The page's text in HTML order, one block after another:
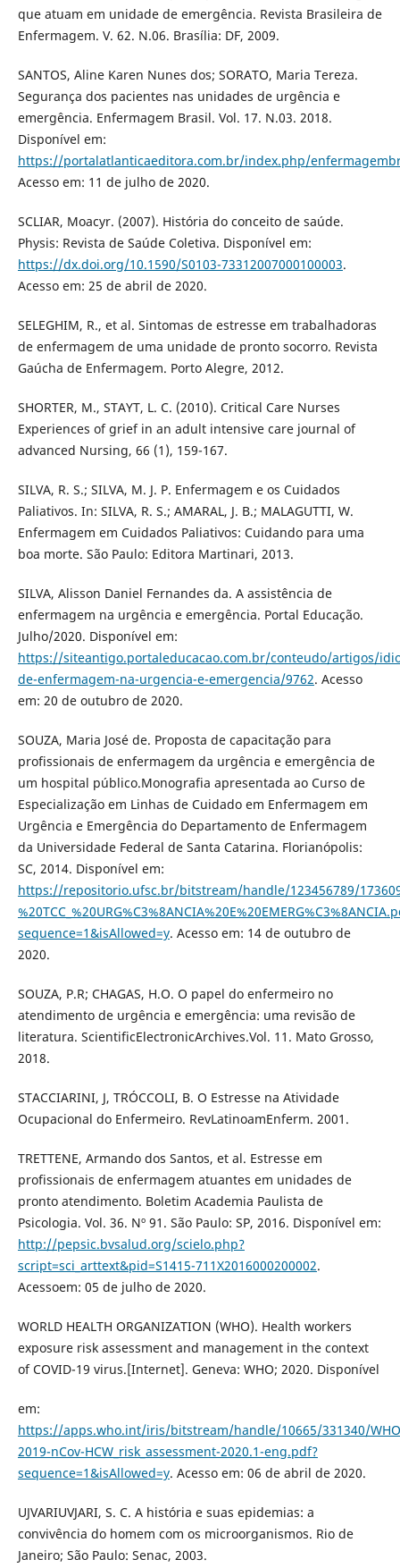
que atuam em unidade de emergência. Revista Brasileira de
Enfermagem. V. 62. N.06. Brasília: DF, 2009.
SANTOS, Aline Karen Nunes dos; SORATO, Maria Tereza.
Segurança dos pacientes nas unidades de urgência e
emergência. Enfermagem Brasil. Vol. 17. N.03. 2018.
Disponível em:
https://portalatlanticaeditora.com.br/index.php/
Acesso em: 11 de julho de 2020.
SCLIAR, Moacyr. (2007). História do conceito de saúde.
Physis: Revista de Saúde Coletiva. Disponível em:
https://dx.doi.org/10.1590/S0103-73312007000100003.
Acesso em: 25 de abril de 2020.
SELEGHIM, R., et al. Sintomas de estresse em trabalhadoras
de enfermagem de uma unidade de pronto socorro. Revista
Gaúcha de Enfermagem. Porto Alegre, 2012.
SHORTER, M., STAYT, L. C. (2010). Critical Care Nurses
Experiences of grief in an adult intensive care journal of
advanced Nursing, 66 (1), 159-167.
SILVA, R. S.; SILVA, M. J. P. Enfermagem e os Cuidados
Paliativos. In: SILVA, R. S.; AMARAL, J. B.; MALAGUTTI, W.
Enfermagem em Cuidados Paliativos: Cuidando para uma
boa morte. São Paulo: Editora Martinari, 2013.
SILVA, Alisson Daniel Fernandes da. A assistência de
enfermagem na urgência e emergência. Portal Educação.
Julho/2020. Disponível em:
https://siteantigo.portaleducacao.com.br/conteudo/artigos/
de-enfermagem-na-urgencia-e-emergencia/9762. Acesso
em: 20 de outubro de 2020.
SOUZA, Maria José de. Proposta de capacitação para
profissionais de enfermagem da urgência e emergência de
um hospital público.Monografia apresentada ao Curso de
Especialização em Linhas de Cuidado em Enfermagem em
Urgência e Emergência do Departamento de Enfermagem
da Universidade Federal de Santa Catarina. Florianópolis:
SC, 2014. Disponível em:
https://repositorio.ufsc.br/bitstream/handle/123456789/173609/
sequence=1&isAllowed=y. Acesso em: 14 de outubro de
2020.
SOUZA, P.R; CHAGAS, H.O. O papel do enfermeiro no
atendimento de urgência e emergência: uma revisão de
literatura. ScientificElectronicArchives.Vol. 11. Mato Grosso,
2018.
STACCIARINI, J, TRÓCCOLI, B. O Estresse na Atividade
Ocupacional do Enfermeiro. RevLatinoamEnferm. 2001.
TRETTENE, Armando dos Santos, et al. Estresse em
profissionais de enfermagem atuantes em unidades de
pronto atendimento. Boletim Academia Paulista de
Psicologia. Vol. 36. Nº 91. São Paulo: SP, 2016. Disponível em:
http://pepsic.bvsalud.org/scielo.php?
script=sci_arttext&pid=S1415-711X2016000200002.
Acessoem: 05 de julho de 2020.
WORLD HEALTH ORGANIZATION (WHO). Health workers
exposure risk assessment and management in the context
of COVID-19 virus.[Internet]. Geneva: WHO; 2020. Disponível
em:
https://apps.who.int/iris/bitstream/handle/10665/331340/
2019-nCov-HCW_risk_assessment-2020.1-eng.pdf?
sequence=1&isAllowed=y. Acesso em: 06 de abril de 2020.
UJVARIUVJARI, S. C. A história e suas epidemias: a
convivência do homem com os microorganismos. Rio de
Janeiro; São Paulo: Senac, 2003.